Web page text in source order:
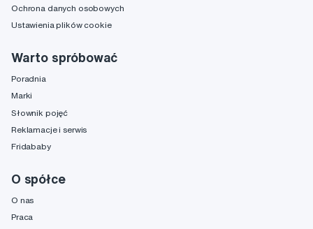
Ochrona danych osobowych
Ustawienia plików cookie
Warto spróbować
Poradnia
Marki
Słownik pojęć
Reklamacje i serwis
Fridababy
O spółce
O nas
Praca